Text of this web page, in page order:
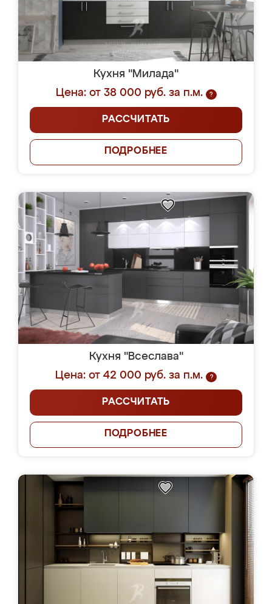
Кухня "Милада"
Цена: от 38 000 руб. за п.м.
?
РАССЧИТАТЬ
ПОДРОБНЕЕ
Кухня "Всеслава"
Цена: от 42 000 руб. за п.м.
?
РАССЧИТАТЬ
ПОДРОБНЕЕ